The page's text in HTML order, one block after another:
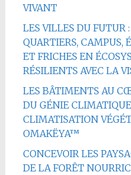
VIVANT
LES VILLES DU FUTUR
QUARTIERS, CAMPUS,
ET FRICHES EN
RÉSILIENTS AVEC LA
LES BÂTIMENTS AU
DU GÉNIE
CLIMATISATION
OMAKËYA™
CONCEVOIR LES
DE LA FORÊT